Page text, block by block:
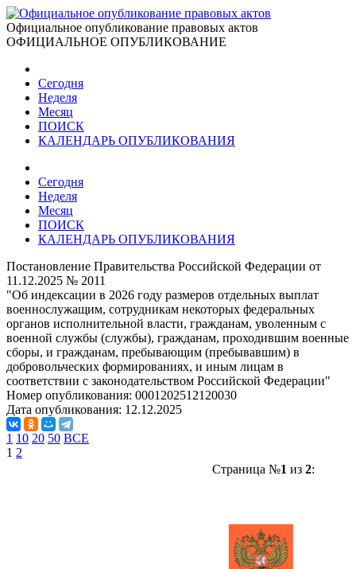
Официальное опубликование правовых актов
ОФИЦИАЛЬНОЕ ОПУБЛИКОВАНИЕ
Сегодня
Неделя
Месяц
ПОИСК
КАЛЕНДАРЬ ОПУБЛИКОВАНИЯ
Сегодня
Неделя
Месяц
ПОИСК
КАЛЕНДАРЬ ОПУБЛИКОВАНИЯ
Постановление Правительства Российской Федерации от
11.12.2025 № 2011
"Об индексации в 2026 году размеров отдельных выплат
военнослужащим, сотрудникам некоторых федеральных
органов исполнительной власти, гражданам, уволенным с
военной службы (службы), гражданам, проходившим военные
сборы, и гражданам, пребывающим (пребывавшим) в
добровольческих формированиях, и иным лицам в
соответствии с законодательством Российской Федерации"
Номер опубликования: 0001202512120030
Дата опубликования: 12.12.2025
1 10 20 50 ВСЕ
1 2
Страница №1 из 2: